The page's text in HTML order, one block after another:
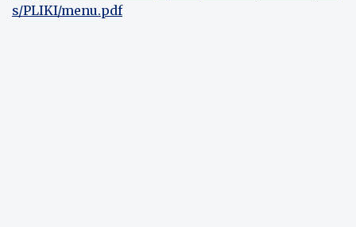
s/PLIKI/menu.pdf